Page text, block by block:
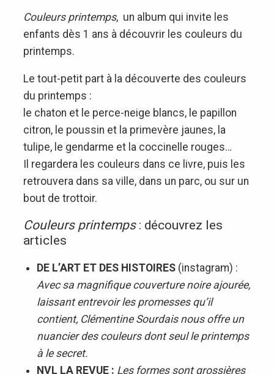
Couleurs printemps, un album qui invite les
enfants dès 1 ans à découvrir les couleurs du
printemps.
Le tout-petit part à la découverte des couleurs
du printemps :
le chaton et le perce-neige blancs, le papillon
citron, le poussin et la primevère jaunes, la
tulipe, le gendarme et la coccinelle rouges…
Il regardera les couleurs dans ce livre, puis les
retrouvera dans sa ville, dans un parc, ou sur un
bout de trottoir.
Couleurs printemps: découvrez les
articles
DE L’ART ET DES HISTOIRES(instagram) :
Avec sa magnifique couverture noire ajourée,
laissant entrevoir les promesses qu’il
contient, Clémentine Sourdais nous offre un
nuancier des couleurs dont seul le printemps
à le secret.
NVL LA REVUE : Les formes sont grossières